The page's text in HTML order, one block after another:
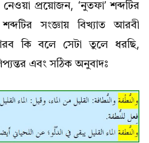
প্রয়োজন, ‘নুতফা’ শব্দটির
সংজ্ঞায় বিখ্যাত আরবী
কি বলে সেটা তুলে ধরছি,
এবং সঠিক অনুবাদঃ